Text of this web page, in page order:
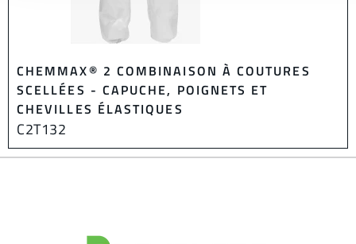
CHEMMAX® 2 COMBINAISON À COUTURES
SCELLÉES - CAPUCHE, POIGNETS ET
CHEVILLES ÉLASTIQUES
C2T132